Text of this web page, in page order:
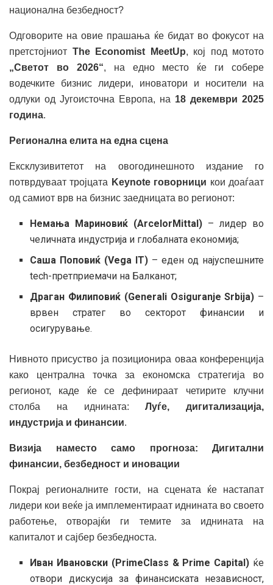
национална безбедност?
Одговорите на овие прашања ќе бидат во фокусот на
претстојниот The Economist MeetUp, кој под мотото
„Светот во 2026“, на едно место ќе ги собере
водечките бизнис лидери, иноватори и носители на
одлуки од Југоисточна Европа, на 18 декември 2025
година.
Регионална елита на една сцена
Ексклузивитетот на овогодинешното издание го
потврдуваат тројцата Keynote говорници кои доаѓаат
од самиот врв на бизнис заедницата во регионот:
Немања Мариновиќ (ArcelorMittal)– лидер во
челичната индустрија и глобалната економија;
Саша Поповиќ (Vega IT) – еден од најуспешните
tech-претприемачи на Балканот;
Драган Филиповиќ (Generali Osiguranje Srbija) –
врвен стратег во секторот финансии и
осигурување.
Нивното присуство ја позиционира оваа конференција
како централна точка за економска стратегија во
регионот, каде ќе се дефинираат четирите клучни
столба на иднината:Луѓе, дигитализација,
индустрија и финансии.
Визија наместо само прогноза: Дигитални
финансии, безбедност и иновации
Покрај регионалните гости, на сцената ќе настапат
лидери кои веќе ја имплементираат иднината во своето
работење, отворајќи ги темите за иднината на
капиталот и сајбер безбедноста.
Иван Ивановски (PrimeClass & Prime Capital) ќе
отвори дискусија за финансиската независност,